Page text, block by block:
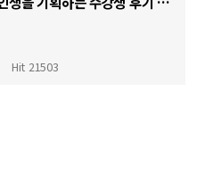
Hit 21503